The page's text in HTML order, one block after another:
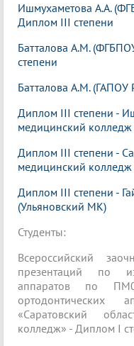
Ишмухаметова А.А.
Диплом III степени
Батталова А.М.
степени
Батталова А.М.
Диплом III степени -
медицинский колледж
Диплом III степени -
медицинский колледж
Диплом III степени -
(Ульяновский МК)
Студенты:
Всероссийский
презентаций по
аппаратов по
«Саратовский
колледж» - Диплом I